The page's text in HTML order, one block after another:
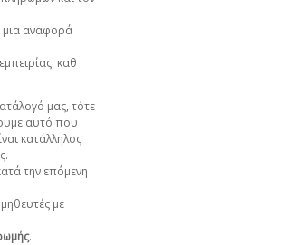
μια αναφορά
καθ
μας, τότε
αυτό που
κατάλληλος
την επόμενη
με
.